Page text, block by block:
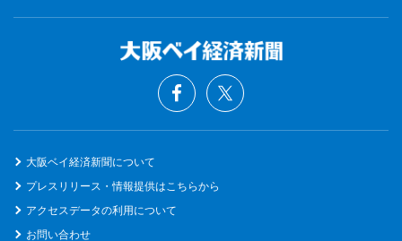
大阪ベイ経済新聞について
プレスリリース・情報提供はこちらから
アクセスデータの利用について
お問い合わせ